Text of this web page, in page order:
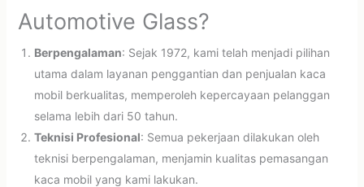
Automotive Glass?
Berpengalaman: Sejak 1972, kami telah menjadi pilihan
utama dalam layanan penggantian dan penjualan kaca
mobil berkualitas, memperoleh kepercayaan pelanggan
selama lebih dari 50 tahun.
Teknisi Profesional: Semua pekerjaan dilakukan oleh
teknisi berpengalaman, menjamin kualitas pemasangan
kaca mobil yang kami lakukan.